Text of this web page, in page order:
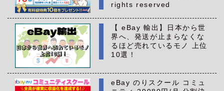
rights reserved
【 eBay 輸出】日本から世
界へ、発送が止まらなくな
るほど売れているモノ 上位
10選！
eBay のりスクール コミュ